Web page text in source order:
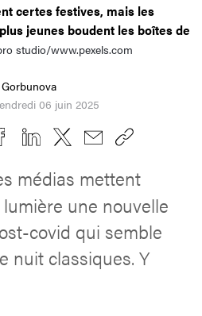
certes festives, mais les
jeunes boudent les boîtes de
studio/www.pexels.com
06 juin 2025
médias mettent
une nouvelle
covid qui semble
nuit classiques. Y